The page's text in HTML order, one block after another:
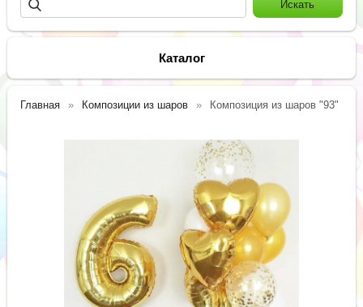
Каталог
Главная Композиции из шаров Композиция из шаров "93"